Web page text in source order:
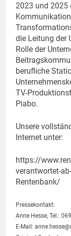
2023 und 2025
die Leitung der
Rolle der
berufliche
TV-
Piabo.
Unsere
Internet unter:
https://
verantwortet-
Rentenbank/
Pressekontakt:
Anne Hesse, Tel.:
E-Mail: